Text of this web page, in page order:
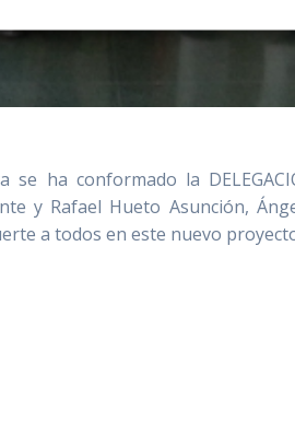
ha conformado la
y Rafael Hueto Asunción,
a todos en este nuevo